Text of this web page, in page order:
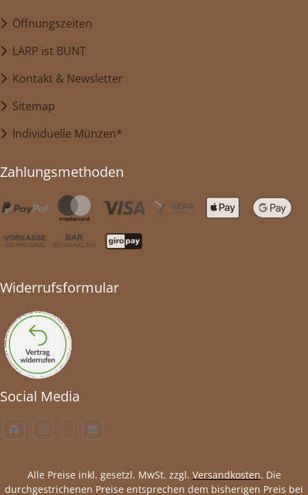
Öffnungszeiten
LARP ist BUNT
Kontakt & Newsletter
Sitemap
Individuelle Münzen*
Zahlungsmethoden
Widerrufsformular
Social Media
Alle Preise inkl. gesetzl. MwSt. zzgl. Versandkosten. Die
durchgestrichenen Preise entsprechen dem bisherigen Preis bei